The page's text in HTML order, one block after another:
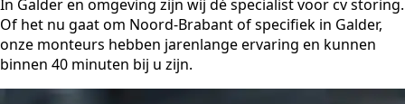
In Galder en omgeving zijn wij dé specialist voor cv storing.
Of het nu gaat om Noord-Brabant of specifiek in Galder,
onze monteurs hebben jarenlange ervaring en kunnen
binnen 40 minuten bij u zijn.